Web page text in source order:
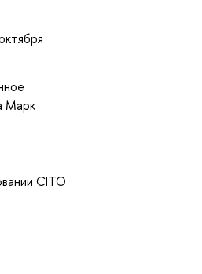
Марк
CITO